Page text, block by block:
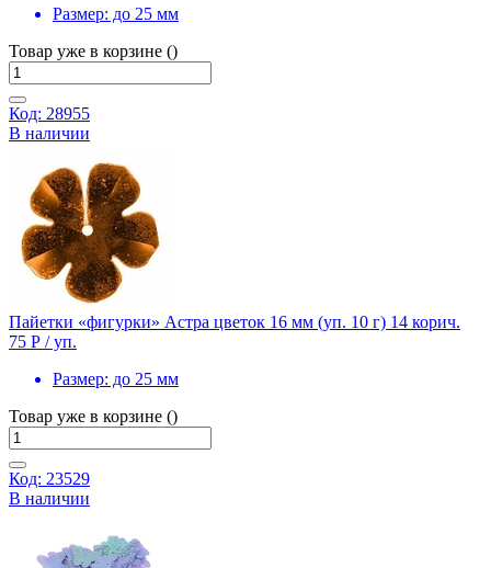
Размер: до 25 мм
Товар уже в корзине ()
Код: 28955
В наличии
Пайетки «фигурки» Астра цветок 16 мм (уп. 10 г) 14 корич.
75 Р / уп.
Размер: до 25 мм
Товар уже в корзине ()
Код: 23529
В наличии